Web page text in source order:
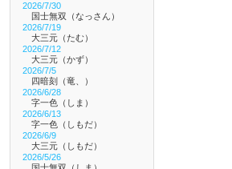
2026/7/30
国士無双（なっさん）
2026/7/19
大三元（たむ）
2026/7/12
大三元（かず）
2026/7/5
四暗刻（竜、）
2026/6/28
字一色（しま）
2026/6/13
字一色（しもだ）
2026/6/9
大三元（しもだ）
2026/5/26